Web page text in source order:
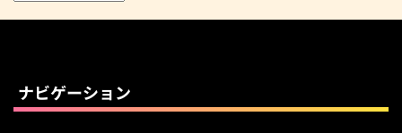
ナビゲーション